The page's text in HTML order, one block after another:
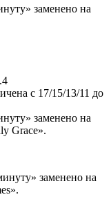
заменено на
с 17/15/13/11 до
заменено на
Grace».
заменено на